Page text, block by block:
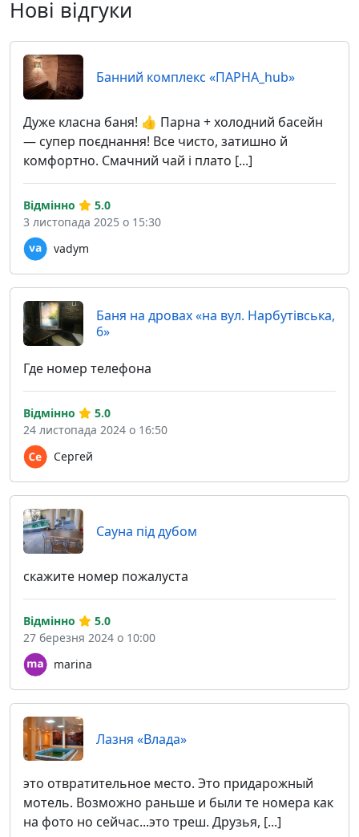
Нові відгуки
Банний комплекс «ПАРНА_hub»
Дуже класна баня! 👍 Парна + холодний басейн
— супер поєднання! Все чисто, затишно й
комфортно. Смачний чай і плато [...]
vadym
Відмінно
5.0
3 листопада 2025 о 15:30
Баня на дровах «на вул. Нарбутівська,
6»
Где номер телефона
Сергей
Відмінно
5.0
24 листопада 2024 о 16:50
Сауна під дубом
скажите номер пожалуста
marina
Відмінно
5.0
27 березня 2024 о 10:00
Лазня «Влада»
это отвратительное место. Это придарожный
мотель. Возможно раньше и были те номера как
на фото но сейчас...это треш. Друзья, [...]